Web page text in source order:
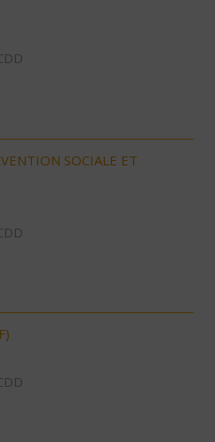
SOCIALE ET